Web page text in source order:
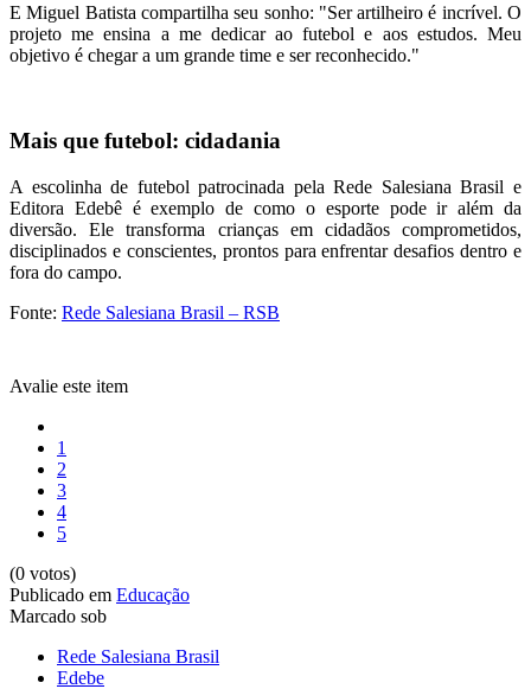
E Miguel Batista compartilha seu sonho: "Ser artilheiro é incrível. O
projeto me ensina a me dedicar ao futebol e aos estudos. Meu
objetivo é chegar a um grande time e ser reconhecido."
Mais que futebol: cidadania
A escolinha de futebol patrocinada pela Rede Salesiana Brasil e
Editora Edebê é exemplo de como o esporte pode ir além da
diversão. Ele transforma crianças em cidadãos comprometidos,
disciplinados e conscientes, prontos para enfrentar desafios dentro e
fora do campo.
Fonte: Rede Salesiana Brasil – RSB
Avalie este item
1
2
3
4
5
(0 votos)
Publicado em Educação
Marcado sob
Rede Salesiana Brasil
Edebe